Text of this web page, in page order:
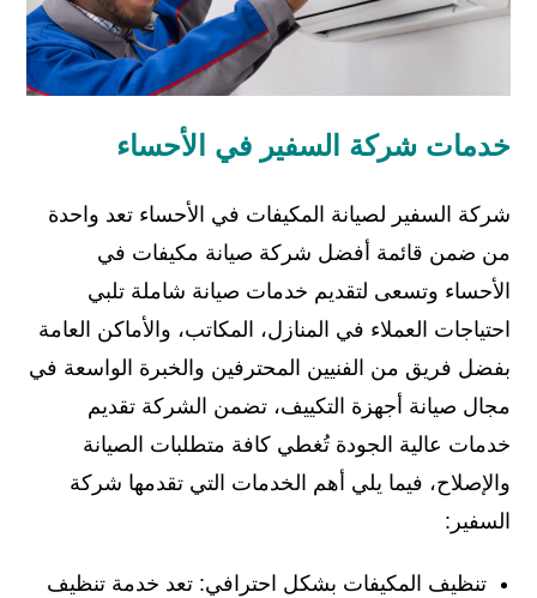
خدمات شركة السفير في الأحساء
شركة السفير لصيانة المكيفات في الأحساء تعد واحدة
من ضمن قائمة أفضل شركة صيانة مكيفات في
الأحساء وتسعى لتقديم خدمات صيانة شاملة تلبي
احتياجات العملاء في المنازل، المكاتب، والأماكن العامة
بفضل فريق من الفنيين المحترفين والخبرة الواسعة في
مجال صيانة أجهزة التكييف، تضمن الشركة تقديم
خدمات عالية الجودة تُغطي كافة متطلبات الصيانة
والإصلاح، فيما يلي أهم الخدمات التي تقدمها شركة
السفير:
تنظيف المكيفات بشكل احترافي: تعد خدمة تنظيف